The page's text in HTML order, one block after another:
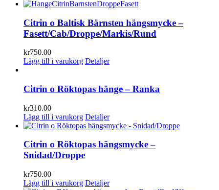
Citrin o Baltisk Bärnsten hängsmycke –
Fasett/Cab/Droppe/Markis/Rund
kr750.00
Lägg till i varukorg Detaljer
Citrin o Röktopas hänge – Ranka
kr310.00
Lägg till i varukorg Detaljer
Citrin o Röktopas hängsmycke –
Snidad/Droppe
kr750.00
Lägg till i varukorg Detaljer